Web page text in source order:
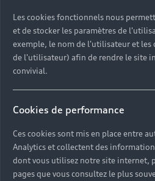
Découvrez toutes les
Découvrez les déclinaisons
Trouvez votre Partenaire Audi
Les cookies fonctionnels nous
et de stocker les paramètres de
exemple, le nom de l'utilisateur et
de l'utilisateur) afin de rendre le site
convivial.
Cookies de performance
Ces cookies sont mis en place entre
Analytics et collectent des
dont vous utilisez notre site internet,
pages que vous consultez le plus